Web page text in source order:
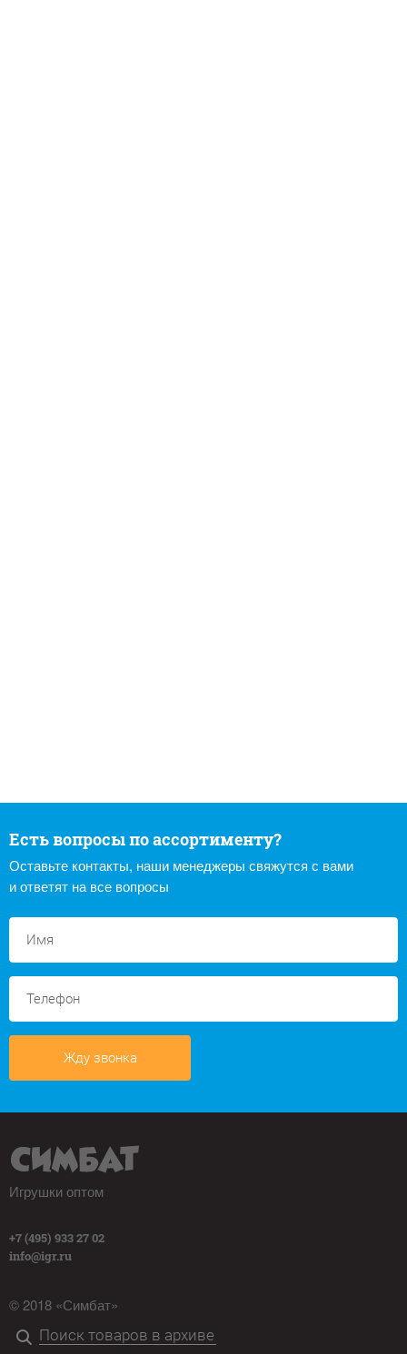
Есть вопросы по ассортименту?
Оставьте контакты, наши менеджеры свяжутся с вами
и ответят на все вопросы
Жду звонка
Игрушки оптом
+7 (495) 933 27 02
info@igr.ru
© 2018 «Симбат»